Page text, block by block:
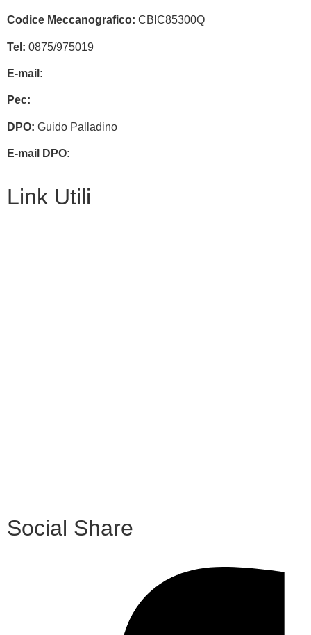
Codice Meccanografico: CBIC85300Q
Tel: 0875/975019
E-mail:
Pec:
DPO: Guido Palladino
E-mail DPO:
Link Utili
Social Share